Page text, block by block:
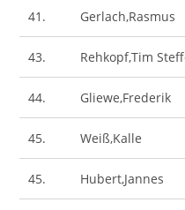
41. Gerlach,Rasmus
43. Rehkopf,Tim
44. Gliewe,Frederik
45. Weiß,Kalle
45. Hubert,Jannes